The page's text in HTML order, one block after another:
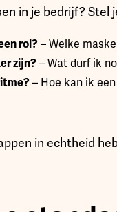
in je bedrijf? Stel
rol? – Welke
zijn?– Wat durf ik
– Hoe kan ik
in echtheid